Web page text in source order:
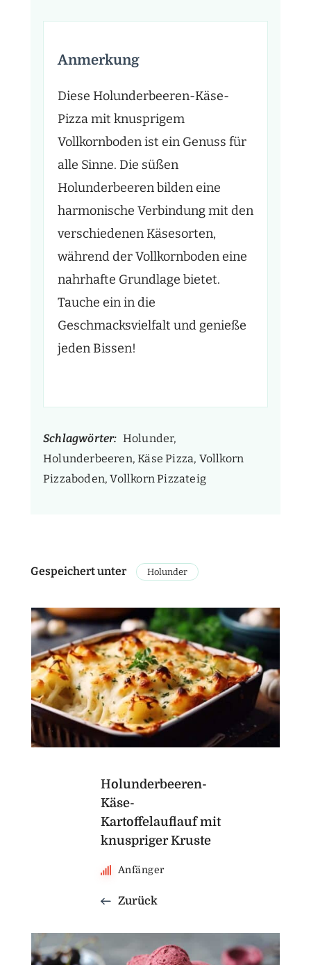
Anmerkung
Diese Holunderbeeren-Käse-
Pizza mit knusprigem
Vollkornboden ist ein Genuss für
alle Sinne. Die süßen
Holunderbeeren bilden eine
harmonische Verbindung mit den
verschiedenen Käsesorten,
während der Vollkornboden eine
nahrhafte Grundlage bietet.
Tauche ein in die
Geschmacksvielfalt und genieße
jeden Bissen!
Schlagwörter: Holunder,
Holunderbeeren, Käse Pizza, Vollkorn
Pizzaboden, Vollkorn Pizzateig
Gespeichert unter Holunder
Holunderbeeren-
Käse-
Kartoffelauflauf mit
knuspriger Kruste
Anfänger
Zurück